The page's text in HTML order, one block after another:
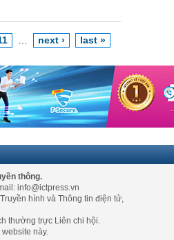
next › last »
thông.
info@ictpress.vn
hình và Thông tin điện tử,
thường trực Liên chi hội.
này.